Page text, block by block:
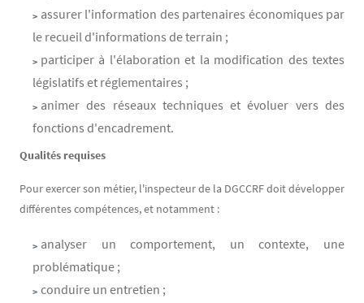
assurer l'information des partenaires économiques par
le recueil d'informations de terrain ;
participer à l'élaboration et la modification des textes
législatifs et réglementaires ;
animer des réseaux techniques et évoluer vers des
fonctions d'encadrement.
Qualités requises
Pour exercer son métier, l'inspecteur de la DGCCRF doit développer
différentes compétences, et notamment :
analyser un comportement, un contexte, une
problématique ;
conduire un entretien ;